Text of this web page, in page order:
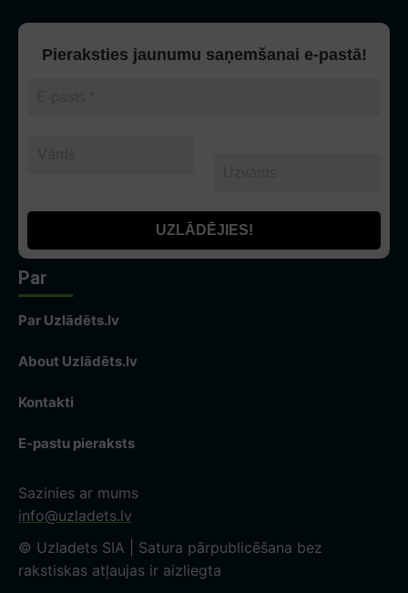
Pieraksties jaunumu saņemšanai e-pastā!
Par
Par Uzlādēts.lv
About Uzlādēts.lv
Kontakti
E-pastu pieraksts
Sazinies ar mums
info@uzladets.lv
© Uzladets SIA | Satura pārpublicēšana bez
rakstiskas atļaujas ir aizliegta